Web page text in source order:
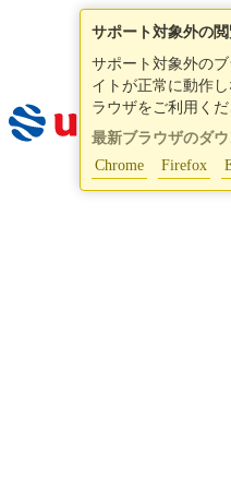
サポート対象外の
サポート対象外の
イトが正常に動作
ラウザをご利用くだ
最新ブラウザのダ
Chrome
Firefox